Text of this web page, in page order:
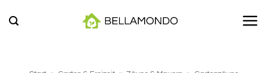
Inhalt